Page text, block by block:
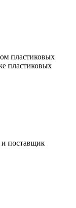
пластиковых
пластиковых
поставщик